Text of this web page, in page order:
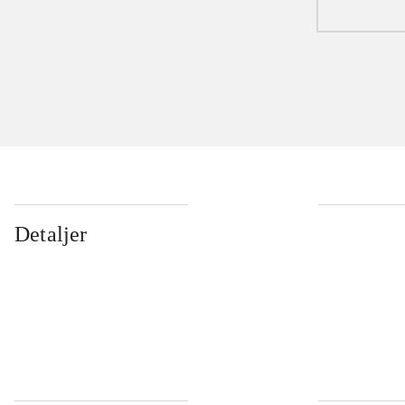
Detaljer